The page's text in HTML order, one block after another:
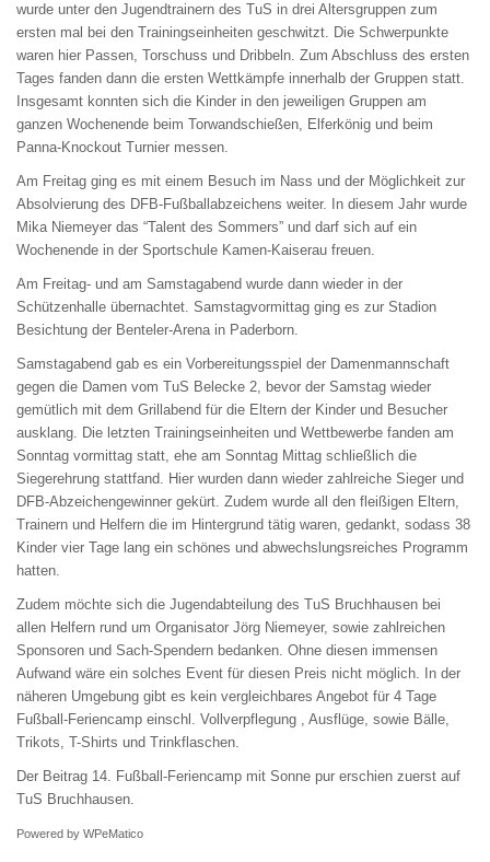
wurde unter den Jugendtrainern des TuS in drei Altersgruppen zum
ersten mal bei den Trainingseinheiten geschwitzt. Die Schwerpunkte
waren hier Passen, Torschuss und Dribbeln. Zum Abschluss des ersten
Tages fanden dann die ersten Wettkämpfe innerhalb der Gruppen statt.
Insgesamt konnten sich die Kinder in den jeweiligen Gruppen am
ganzen Wochenende beim Torwandschießen, Elferkönig und beim
Panna-Knockout Turnier messen.
Am Freitag ging es mit einem Besuch im Nass und der Möglichkeit zur
Absolvierung des DFB-Fußballabzeichens weiter. In diesem Jahr wurde
Mika Niemeyer das “Talent des Sommers” und darf sich auf ein
Wochenende in der Sportschule Kamen-Kaiserau freuen.
Am Freitag- und am Samstagabend wurde dann wieder in der
Schützenhalle übernachtet. Samstagvormittag ging es zur Stadion
Besichtung der Benteler-Arena in Paderborn.
Samstagabend gab es ein Vorbereitungsspiel der Damenmannschaft
gegen die Damen vom TuS Belecke 2, bevor der Samstag wieder
gemütlich mit dem Grillabend für die Eltern der Kinder und Besucher
ausklang. Die letzten Trainingseinheiten und Wettbewerbe fanden am
Sonntag vormittag statt, ehe am Sonntag Mittag schließlich die
Siegerehrung stattfand. Hier wurden dann wieder zahlreiche Sieger und
DFB-Abzeichengewinner gekürt. Zudem wurde all den fleißigen Eltern,
Trainern und Helfern die im Hintergrund tätig waren, gedankt, sodass 38
Kinder vier Tage lang ein schönes und abwechslungsreiches Programm
hatten.
Zudem möchte sich die Jugendabteilung des TuS Bruchhausen bei
allen Helfern rund um Organisator Jörg Niemeyer, sowie zahlreichen
Sponsoren und Sach-Spendern bedanken. Ohne diesen immensen
Aufwand wäre ein solches Event für diesen Preis nicht möglich. In der
näheren Umgebung gibt es kein vergleichbares Angebot für 4 Tage
Fußball-Feriencamp einschl. Vollverpflegung , Ausflüge, sowie Bälle,
Trikots, T-Shirts und Trinkflaschen.
Der Beitrag 14. Fußball-Feriencamp mit Sonne pur erschien zuerst auf
TuS Bruchhausen.
Powered by WPeMatico